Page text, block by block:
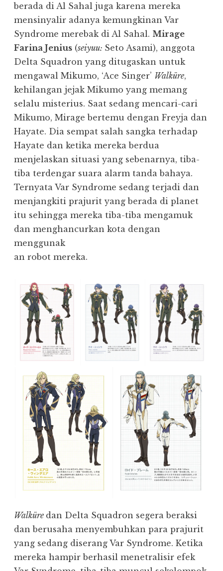
berada di Al Sahal juga karena mereka
mensinyalir adanya kemungkinan Var
Syndrome merebak di Al Sahal. Mirage
Farina Jenius (seiyuu: Seto Asami), anggota
Delta Squadron yang ditugaskan untuk
mengawal Mikumo, ‘Ace Singer’ Walküre,
kehilangan jejak Mikumo yang memang
selalu misterius. Saat sedang mencari-cari
Mikumo, Mirage bertemu dengan Freyja dan
Hayate. Dia sempat salah sangka terhadap
Hayate dan ketika mereka berdua
menjelaskan situasi yang sebenarnya, tiba-
tiba terdengar suara alarm tanda bahaya.
Ternyata Var Syndrome sedang terjadi dan
menjangkiti prajurit yang berada di planet
itu sehingga mereka tiba-tiba mengamuk
dan menghancurkan kota dengan
menggunak
an robot mereka.
Walküre dan Delta Squadron segera beraksi
dan berusaha menyembuhkan para prajurit
yang sedang diserang Var Syndrome. Ketika
mereka hampir berhasil menetralisir efek